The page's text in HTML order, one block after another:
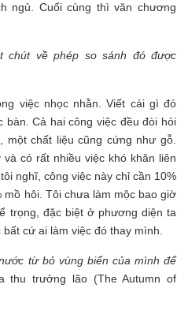
ngủ. Cuối cùng thì văn chương
chút về phép so sánh đó được
việc nhọc nhằn. Viết cái gì đó
bàn. Cả hai công việc đều đòi hỏi
một chất liệu cũng cứng như gỗ.
có rất nhiều việc khó khăn liên
nghĩ, công việc này chỉ cần 10%
hôi. Tôi chưa làm mộc bao giờ
trọng, đặc biệt ở phương diện ta
cứ ai làm việc đó thay mình.
từ bỏ vùng biển của mình để
thu trưởng lão (The Autumn of